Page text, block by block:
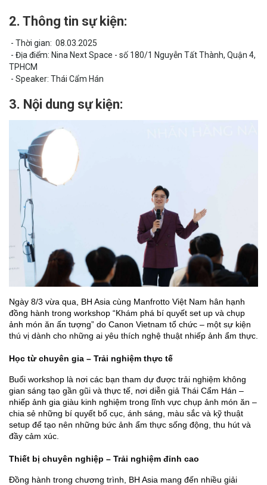
2. Thông tin sự kiện:
- Thời gian: 08.03.2025
- Địa điểm: Nina Next Space - số 180/1 Nguyễn Tất Thành, Quận 4,
TPHCM
- Speaker: Thái Cẩm Hán
3. Nội dung sự kiện:
Ngày 8/3 vừa qua, BH Asia cùng Manfrotto Việt Nam hân hạnh
đồng hành trong workshop “Khám phá bí quyết set up và chụp
ảnh món ăn ấn tượng” do Canon Vietnam tổ chức – một sự kiện
thú vị dành cho những ai yêu thích nghệ thuật nhiếp ảnh ẩm thực.
Học từ chuyên gia – Trải nghiệm thực tế
Buổi workshop là nơi các bạn tham dự được trải nghiệm không
gian sáng tạo gần gũi và thực tế, nơi diễn giả Thái Cẩm Hán –
nhiếp ảnh gia giàu kinh nghiệm trong lĩnh vực chụp ảnh món ăn –
chia sẻ những bí quyết bố cục, ánh sáng, màu sắc và kỹ thuật
setup để tạo nên những bức ảnh ẩm thực sống động, thu hút và
đầy cảm xúc.
Thiết bị chuyên nghiệp – Trải nghiệm đỉnh cao
Đồng hành trong chương trình, BH Asia mang đến nhiều giải